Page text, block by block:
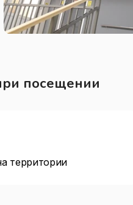
посещении
территории